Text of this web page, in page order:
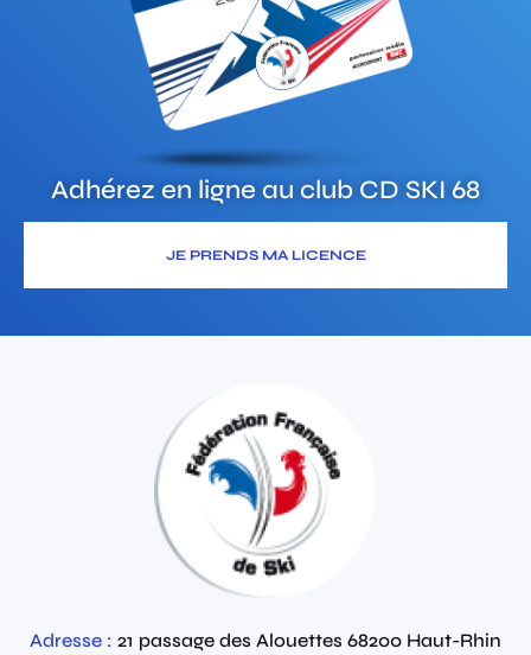
Adhérez en ligne au club CD SKI 68
JE PRENDS MA LICENCE
Adresse : 21 passage des Alouettes 68200 Haut-Rhin